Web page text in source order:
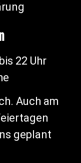
22 Uhr
Auch am
geplant